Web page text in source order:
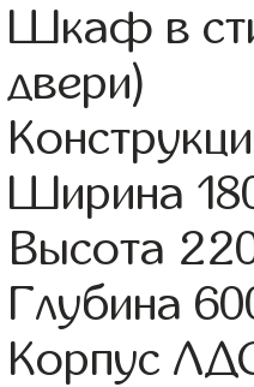
Шкаф в
двери)
Ширина
Высота
Глубина
Корпус